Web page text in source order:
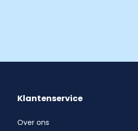
Klantenservice
Over ons